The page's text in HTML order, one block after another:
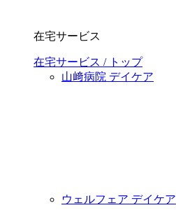
在宅サービス
在宅サービス / トップ
山﨑病院 デイケア
ウェルフェア デイケア